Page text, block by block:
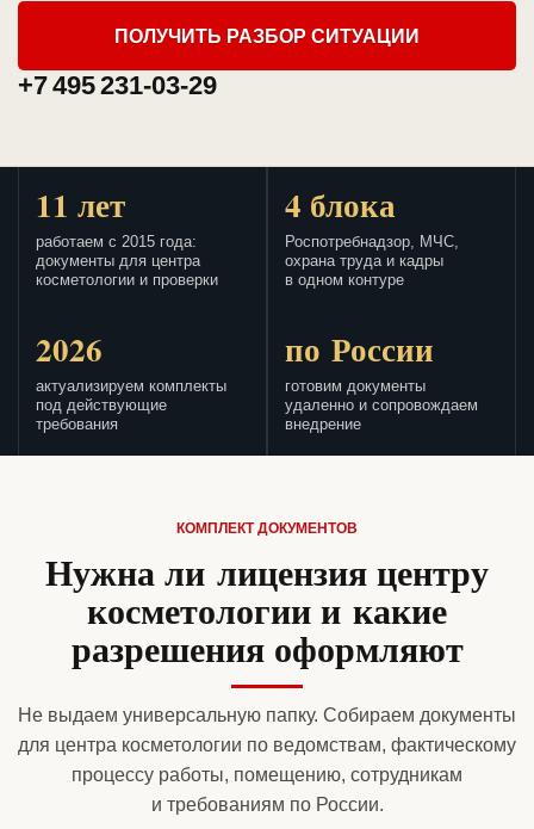
ПОЛУЧИТЬ РАЗБОР СИТУАЦИИ
+7 495 231-03-29
11 лет
работаем с 2015 года:
документы для центра
косметологии и проверки
4 блока
Роспотребнадзор, МЧС,
охрана труда и кадры
в одном контуре
2026
актуализируем комплекты
под действующие
требования
по России
готовим документы
удаленно и сопровождаем
внедрение
КОМПЛЕКТ ДОКУМЕНТОВ
Нужна ли лицензия центру
косметологии и какие
разрешения оформляют
Не выдаем универсальную папку. Собираем документы
для центра косметологии по ведомствам, фактическому
процессу работы, помещению, сотрудникам
и требованиям по России.